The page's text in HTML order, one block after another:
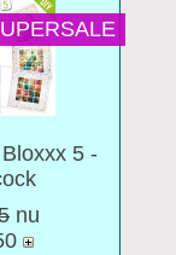
5 -
nu